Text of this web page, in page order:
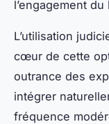
l’engagement du
L’utilisation
cœur de cette
outrance des
intégrer
fréquence